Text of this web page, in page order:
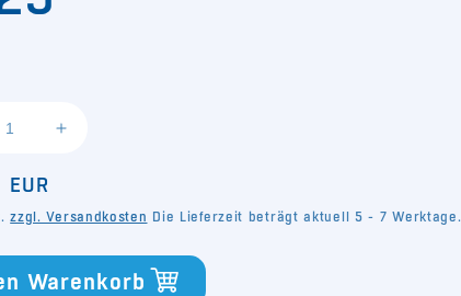
Erhöhe
Kaffeebecher
Jubiläum
2025
zzgl. Versandkosten Die Lieferzeit beträgt aktuell 5 - 7 Werktage.
Warenkorb